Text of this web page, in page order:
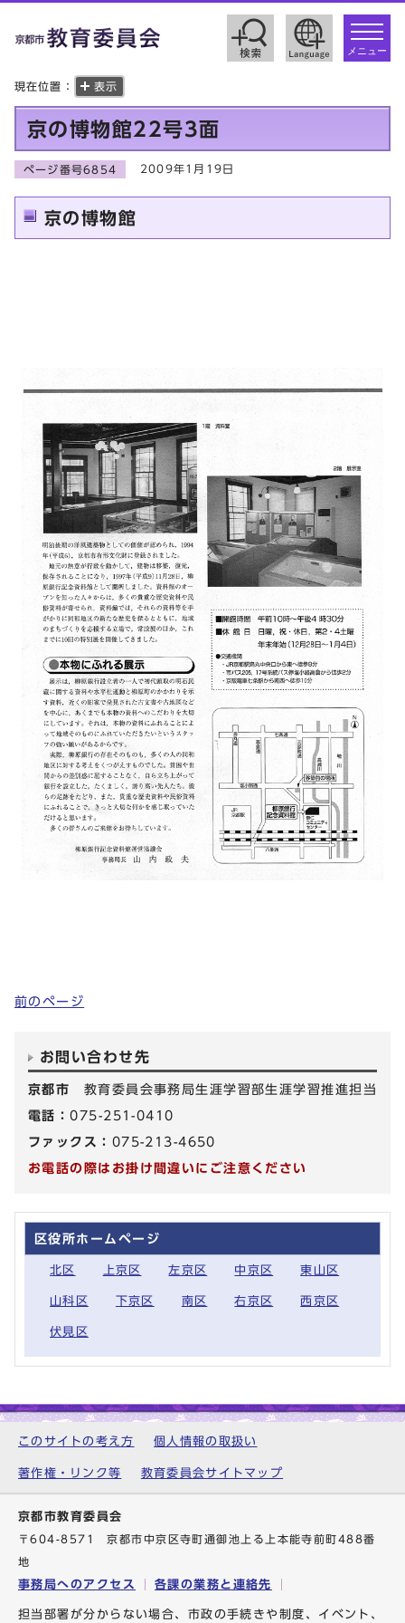
toggle
メニュー
現在位置： 表示
京の博物館22号3面
ページ番号6854 2009年1月19日
京の博物館
前のページ
お問い合わせ先
京都市 教育委員会事務局生涯学習部生涯学習推進担当
電話：075-251-0410
ファックス： 075-213-4650
お電話の際はお掛け間違いにご注意ください
区役所ホームページ
北区 上京区 左京区 中京区 東山区
山科区 下京区 南区 右京区 西京区
伏見区
このサイトの考え方 個人情報の取扱い
著作権・リンク等 教育委員会サイトマップ
京都市教育委員会
〒604-8571 京都市中京区寺町通御池上る上本能寺前町488番
地
事務局へのアクセス 各課の業務と連絡先
担当部署が分からない場合、市政の手続きや制度、イベント、